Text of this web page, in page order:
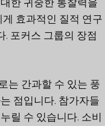
한 귀중한 통찰력을
효과적인 질적 연구
. 포커스 그룹의 장점
는 간과할 수 있는 풍
점입니다. 참가자들
릴 수 있습니다. 소비